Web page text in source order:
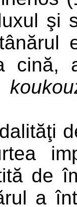
şi
cină,
de
a